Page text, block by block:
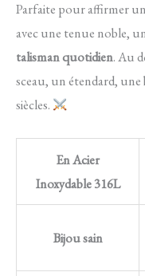
Parfaite pour affirmer
avec une tenue noble,
talisman quotidien. Au
sceau, un étendard,
siècles.
En Acier
Inoxydable 316L
Bijou sain